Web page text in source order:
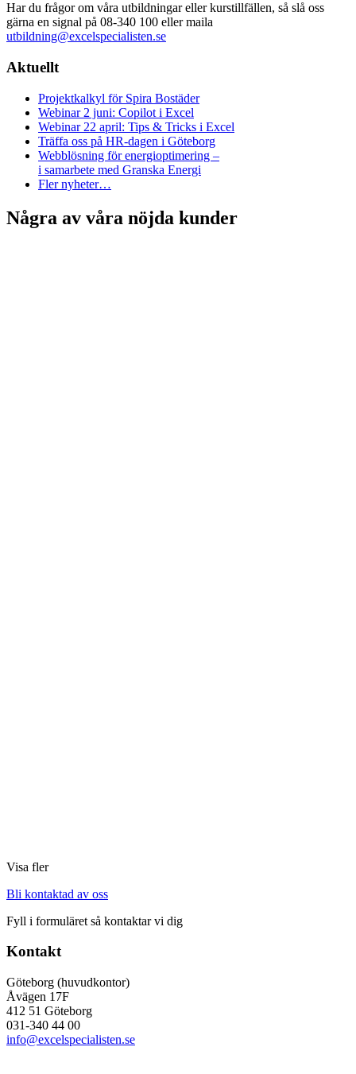
Har du frågor om våra utbildningar eller kurstillfällen, så slå oss
gärna en signal på 08-340 100 eller maila
utbildning@excelspecialisten.se
Aktuellt
Projektkalkyl för Spira Bostäder
Webinar 2 juni: Copilot i Excel
Webinar 22 april: Tips & Tricks i Excel
Träffa oss på HR-dagen i Göteborg
Webblösning för energioptimering –
i samarbete med Granska Energi
Fler nyheter…
Några av våra nöjda kunder
Visa fler
Bli kontaktad av oss
Fyll i formuläret så kontaktar vi dig
Kontakt
Göteborg (huvudkontor)
Åvägen 17F
412 51 Göteborg
031-340 44 00
info@excelspecialisten.se